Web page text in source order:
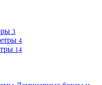
3
4
14